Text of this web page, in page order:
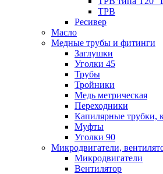
ТРВ
Ресивер
Масло
Медные трубы и фитинги
Заглушки
Уголки 45
Трубы
Тройники
Медь метрическая
Переходники
Капилярные трубки,
Муфты
Уголки 90
Микродвигатели,
Микродвигатели
Вентилятор